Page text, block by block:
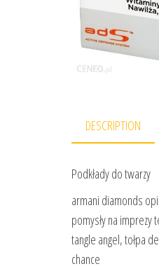
DESCRIPTION
Podkłady do twarzy
armani diamonds
pomysły na
tangle angel, tołpa
chance